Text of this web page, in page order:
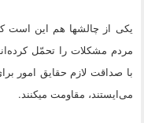
یکى از چالشها هم این است
مردم مشکلات را تحمّل
با صداقت لازم حقایق امور
مى‌ایستند، مقاومت میکنند.